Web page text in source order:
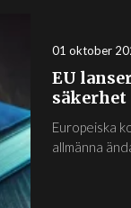
01 oktober
EU
säkerhet
Europeiska
allmänna